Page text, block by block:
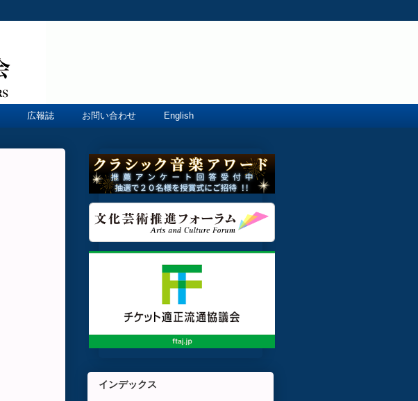
広報誌 お問い合わせ English
インデックス